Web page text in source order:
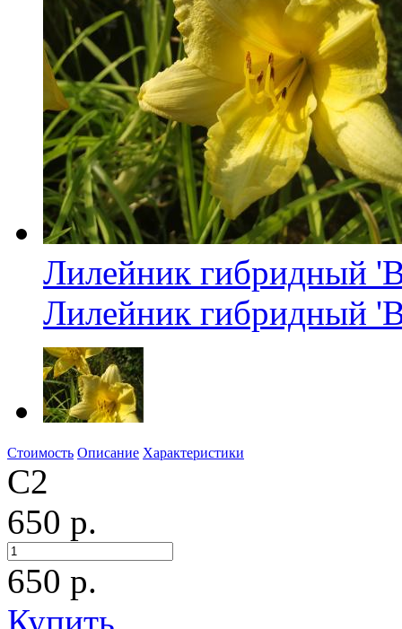
Лилейник гибридный
Лилейник гибридный
Стоимость Описание Характеристики
C2
650 р.
650 р.
Купить